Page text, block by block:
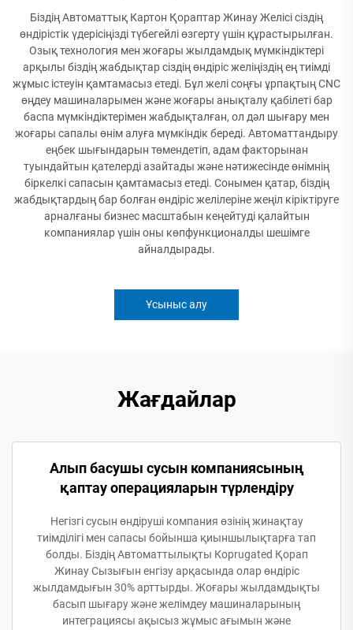
Біздің Автоматтық Картон Қораптар Жинау Желісі сіздің
өндірістік үдерісіңізді түбегейлі өзгерту үшін құрастырылған.
Озық технология мен жоғары жылдамдық мүмкіндіктері
арқылы біздің жабдықтар сіздің өндіріс желіңіздің ең тиімді
жұмыс істеуін қамтамасыз етеді. Бұл желі соңғы ұрпақтың CNC
өңдеу машиналарымен және жоғары анықталу қабілеті бар
баспа мүмкіндіктерімен жабдықталған, ол дәл шығару мен
жоғары сапалы өнім алуға мүмкіндік береді. Автоматтандыру
еңбек шығындарын төмендетіп, адам факторынан
туындайтын қателерді азайтады және нәтижесінде өнімнің
біркелкі сапасын қамтамасыз етеді. Сонымен қатар, біздің
жабдықтардың бар болған өндіріс желілеріне жеңіл кіріктіруге
арналғаны бизнес масштабын кеңейтуді қалайтын
компаниялар үшін оны көпфункционалды шешімге
айналдырады.
Ұсыныс алу
Жағдайлар
Алып басушы сусын компаниясының
қаптау операцияларын түрлендіру
Негізгі сусын өндіруші компания өзінің жинақтау
тиімділігі мен сапасы бойынша қиыншылықтарға тап
болды. Біздің Автоматтылықты Корrugated Қорап
Жинау Сызығын енгізу арқасында олар өндіріс
жылдамдығын 30% арттырды. Жоғары жылдамдықты
басып шығару және желімдеу машиналарының
интеграциясы ақысыз жұмыс ағымын және